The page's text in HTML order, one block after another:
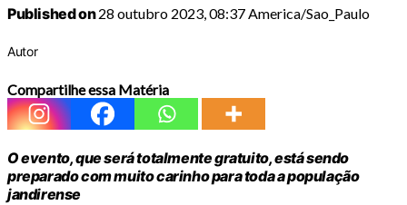
Published on28 outubro 2023, 08:37 America/Sao_Paulo
Autor
Compartilhe essa Matéria
O evento, que será totalmente gratuito, está sendo
preparado com muito carinho para toda a população
jandirense